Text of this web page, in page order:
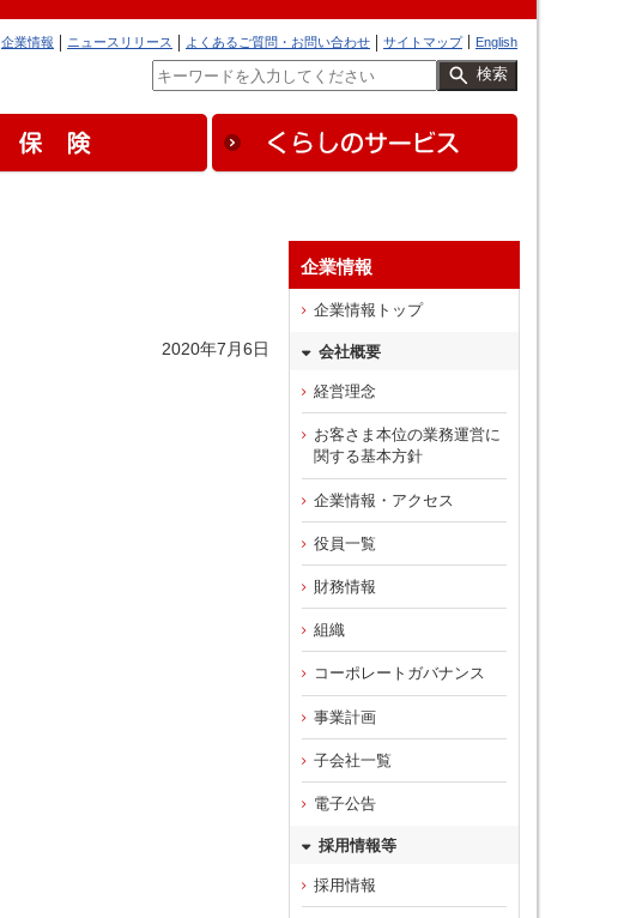
English
サイトマップ
よくあるご質問・お問い合わせ
ニュースリリース
企業情報
検索
2020年7月6日
企業情報
企業情報トップ
会社概要
経営理念
お客さま本位の業務運営に
関する基本方針
企業情報・アクセス
役員一覧
財務情報
組織
コーポレートガバナンス
事業計画
子会社一覧
電子公告
採用情報等
採用情報